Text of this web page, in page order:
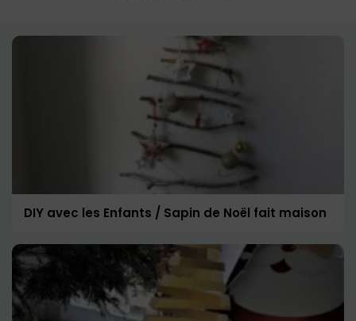
DIY avec les Enfants / Sapin de Noël fait maison